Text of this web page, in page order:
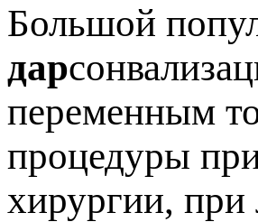
Большой
дар
переменным
процедуры
хирургии, при